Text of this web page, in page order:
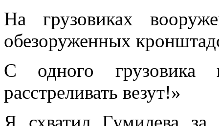
На грузовиках
обезоруженных
С одного грузовика
расстреливать везут!»